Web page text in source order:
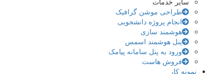
طراحی موشن گرافیک
انجام پروژه دانشجویی
هوشمند سازی
پنل هوشمند اسمس
ورود به پنل سامانه پیامک
فروش هاست
نمونه کار